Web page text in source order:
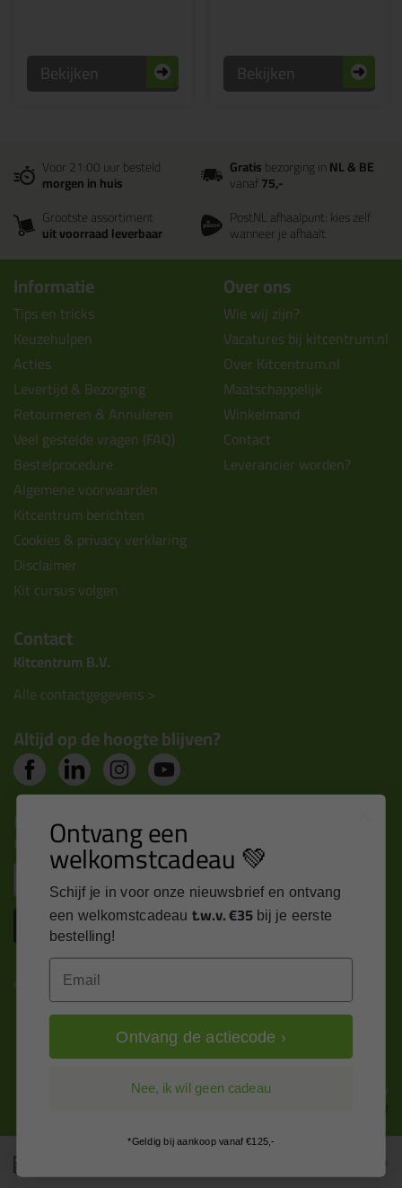
Bekijken Bekijken
Voor 21:00 uur besteld
morgen in huis
Gratisbezorging inNL & BE
vanaf75,-
Grootste assortiment
uit voorraad leverbaar
PostNL afhaalpunt: kies zelf
wanneer je afhaalt
Informatie
Tips en tricks
Keuzehulpen
Acties
Levertijd & Bezorging
Retourneren & Annuleren
Veel gestelde vragen (FAQ)
Bestelprocedure
Algemene voorwaarden
Kitcentrum berichten
Cookies & privacy verklaring
Disclaimer
Kit cursus volgen
Over ons
Wie wij zijn?
Vacatures bij kitcentrum.nl
Over Kitcentrum.nl
Maatschappelijk
Winkelmand
Contact
Leverancier worden?
Contact
Kitcentrum B.V.
Alle contactgegevens >
Altijd op de hoogte blijven?
Nieuws, tips en exclusieve deals rechtstreeks in je
inbox
Inschrijven
Kitcentrum is trots op:
Alle prijzen zijn in EURO en excl. 21% BTW
wijzig naar incl. BTW
Ontvang een
welkomstcadeau 💚
Schijf je in voor onze nieuwsbrief en ontvang
een welkomstcadeau t.w.v. €35 bij je eerste
bestelling!
Email
Ontvang de actiecode ›
Nee, ik wil geen cadeau
*Geldig bij aankoop vanaf €125,-